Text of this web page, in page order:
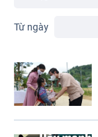
Từ ngày